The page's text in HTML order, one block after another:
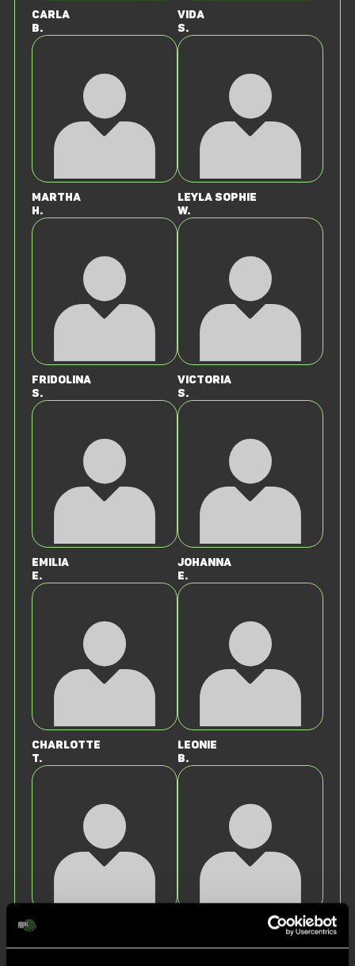
Carla
B.
Vida
S.
Martha
H.
Leyla Sophie
W.
Fridolina
S.
Victoria
S.
Emilia
E.
Johanna
E.
Charlotte
T.
Leonie
B.
Marlene